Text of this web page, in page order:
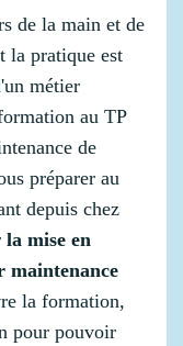
de la main et de
la pratique est
métier
au TP
de
préparer au
depuis chez
la mise en
maintenance
la formation,
pour pouvoir